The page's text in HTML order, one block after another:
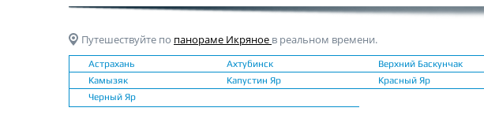
Путешествуйте по панораме Икряное в реальном времени.
Астрахань Ахтубинск Верхний Баскунчак
Камызяк
Капустин Яр Красный Яр
Черный Яр